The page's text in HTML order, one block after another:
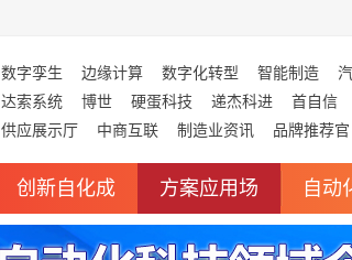
数字孪生 边缘计算 数字化转型 智能制造
达索系统 博世 硬蛋科技 递杰科进 首自信
供应展示厅 中商互联 制造业资讯 品牌推荐官
创新自化成 方案应用场 自动